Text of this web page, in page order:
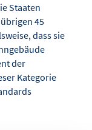
Staaten
45
dass sie
der
Kategorie